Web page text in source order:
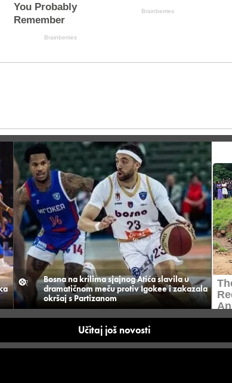
Bosna na krilima sjajnog Atića slavila u
dramatičnom meču protiv Igokee i zakazala
okršaj s Partizanom
Učitaj još novosti